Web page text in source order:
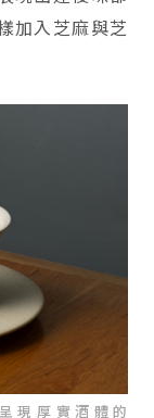
加入芝麻與芝
現厚實酒體的